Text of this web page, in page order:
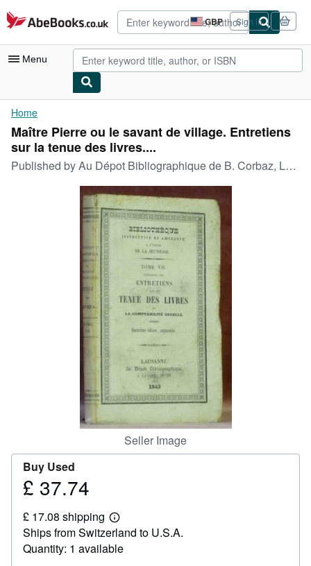
Skip to main content
AbeBooks.co.uk GBP
Site
shopping
preferences
Sign in
Menu
My Account
My Purchases
Advanced Search
Browse Collections
Home
Maître Pierre ou le savant de village. Entretiens
sur la tenue des livres....
Published byAu Dépot Bibliographique de B. Corbaz, Lausanne,, 1843
Seller Image
Buy Used
Price
37.74
£ 37.74
£ 17.08 shipping
Learn
more
about
shipping
Ships from Switzerland to U.S.A.
Quantity: 1 available